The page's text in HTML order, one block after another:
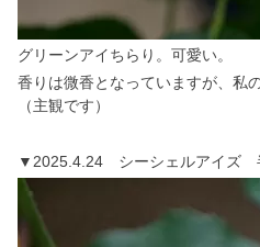
グリーンアイちらり。可愛い。
香りは微香となっていますが、私
（主観です）
▼2025.4.24 シーシェルアイズ